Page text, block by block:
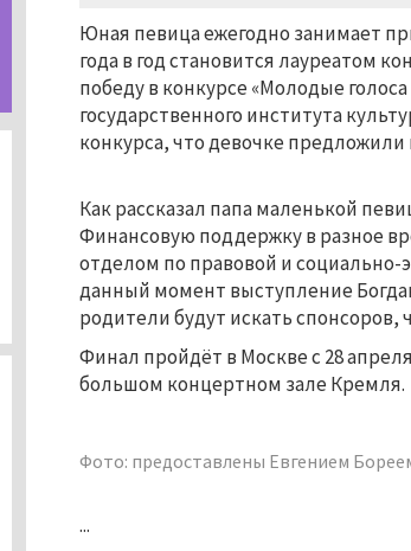
Юная певица ежегодно занимает
года в год становится лауреатом
победу в конкурсе «Молодые
государственного института
конкурса, что девочке
Как рассказал папа маленькой
Финансовую поддержку в разное
отделом по правовой и
данный момент выступление
родители будут искать
Финал пройдёт в Москве с 28
большом концертном зале Кремля.
Фото: предоставлены Евгением
...